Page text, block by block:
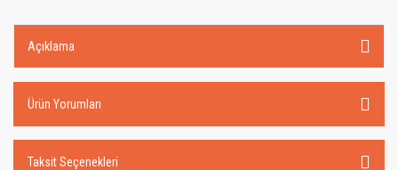
Açıklama
Ürün Yorumları
Taksit Seçenekleri